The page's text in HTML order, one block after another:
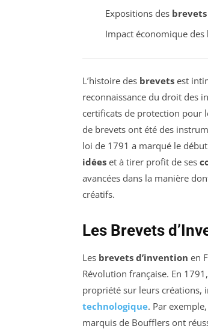
Expositions des brevets
Impact économique des
L’histoire des brevets est
reconnaissance du droit des
certificats de protection pour
de brevets ont été des
loi de 1791 a marqué le
idées et à tirer profit de ses
avancées dans la manière
créatifs.
Les Brevets
Les brevets d’invention en
Révolution française. En
propriété sur leurs créations,
technologique. Par
marquis de Boufflers ont